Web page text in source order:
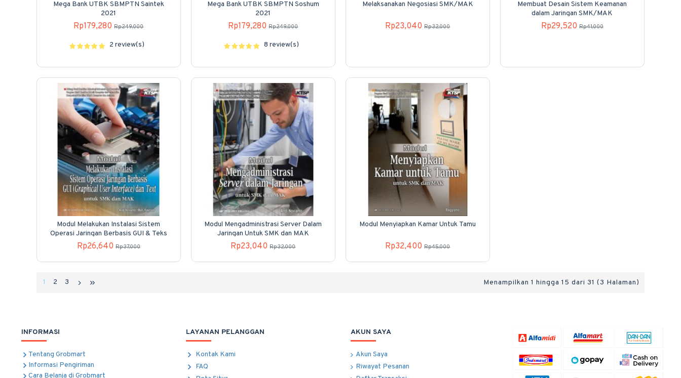
Mega Bank UTBK SBMPTN Saintek
2021
Rp179,280 Rp249,000
2 review(s)
Mega Bank UTBK SBMPTN Soshum
2021
Rp179,280 Rp249,000
8 review(s)
Melaksanakan Negosiasi SMK/MAK
Rp23,040 Rp32,000
Membuat Desain Sistem Keamanan
dalam Jaringan SMK/MAK
Rp29,520 Rp41,000
Modul Melakukan Instalasi Sistem
Operasi Jaringan Berbasis GUI & Teks
Rp26,640 Rp37,000
Modul Mengadministrasi Server Dalam
Jaringan Untuk SMK dan MAK
Rp23,040 Rp32,000
Modul Menyiapkan Kamar Untuk Tamu
Rp32,400 Rp45,000
1 2 3 Menampilkan 1 hingga 15 dari 31 (3 Halaman)
INFORMASI
Tentang Grobmart
Informasi Pengiriman
Cara Belanja di Grobmart
LAYANAN PELANGGAN
Kontak Kami
FAQ
AKUN SAYA
Akun Saya
Riwayat Pesanan